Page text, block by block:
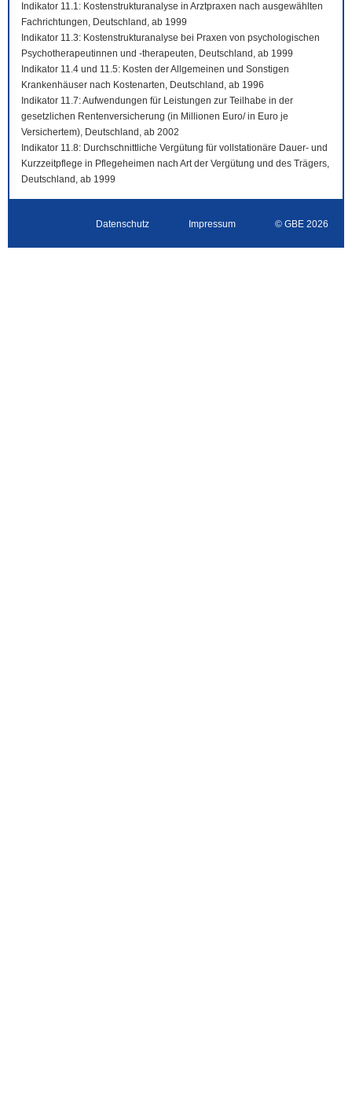
Indikator 11.1: Kostenstrukturanalyse in Arztpraxen nach ausgewählten
Fachrichtungen, Deutschland, ab 1999
Indikator 11.3: Kostenstrukturanalyse bei Praxen von psychologischen
Psychotherapeutinnen und -therapeuten, Deutschland, ab 1999
Indikator 11.4 und 11.5: Kosten der Allgemeinen und Sonstigen
Krankenhäuser nach Kostenarten, Deutschland, ab 1996
Indikator 11.7: Aufwendungen für Leistungen zur Teilhabe in der
gesetzlichen Rentenversicherung (in Millionen Euro/ in Euro je
Versichertem), Deutschland, ab 2002
Indikator 11.8: Durchschnittliche Vergütung für vollstationäre Dauer- und
Kurzzeitpflege in Pflegeheimen nach Art der Vergütung und des Trägers,
Deutschland, ab 1999
Datenschutz Impressum © GBE 2026